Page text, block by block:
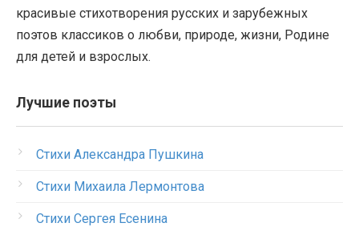
красивые стихотворения русских и зарубежных
поэтов классиков о любви, природе, жизни, Родине
для детей и взрослых.
Лучшие поэты
Стихи Александра Пушкина
Стихи Михаила Лермонтова
Стихи Сергея Есенина